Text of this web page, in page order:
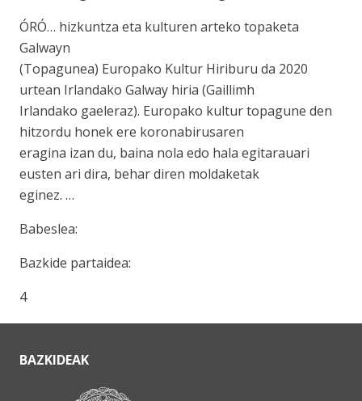
ÓRÓ… hizkuntza eta kulturen arteko topaketa
Galwayn
(Topagunea) Europako Kultur Hiriburu da 2020
urtean Irlandako Galway hiria (Gaillimh
Irlandako gaeleraz). Europako kultur topagune den
hitzordu honek ere koronabirusaren
eragina izan du, baina nola edo hala egitarauari
eusten ari dira, behar diren moldaketak
eginez. …
Babeslea:
Bazkide partaidea:
4
BAZKIDEAK